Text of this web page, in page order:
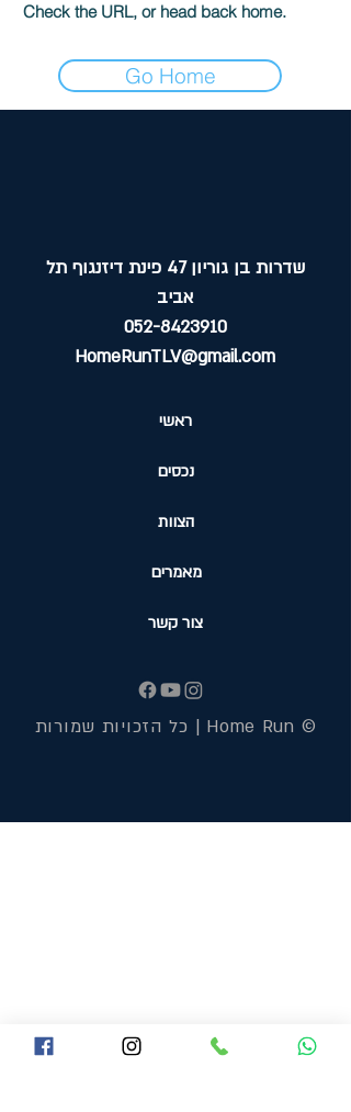
Check the URL, or head back home.
Go Home
שדרות בן גוריון 47 פינת דיזנגוף תל
אביב
052-8423910
HomeRunTLV@gmail.com
ראשי
נכסים
הצוות
מאמרים
צור קשר
© Home Run | כל הזכויות שמורות